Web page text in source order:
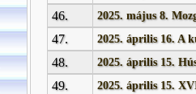
46. 2025. május 8.
47. 2025. április 16. A
48. 2025. április 15.
49. 2025. április 15.